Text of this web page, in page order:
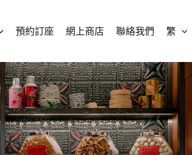
預約訂座 網上商店 聯絡我們 繁